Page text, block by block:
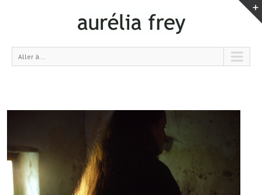
Aller à...